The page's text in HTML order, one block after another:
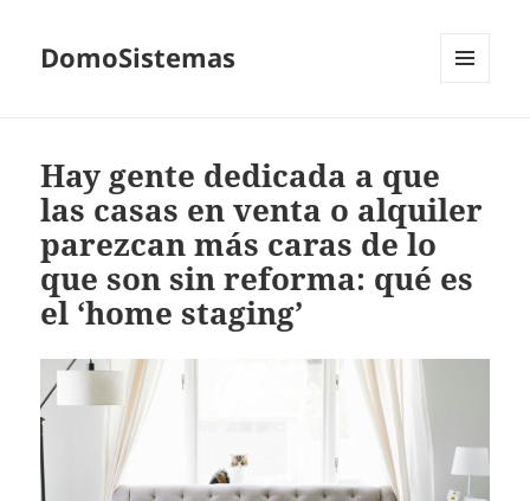
DomoSistemas
Hay gente dedicada a que
las casas en venta o alquiler
parezcan más caras de lo
que son sin reforma: qué es
el ‘home staging’